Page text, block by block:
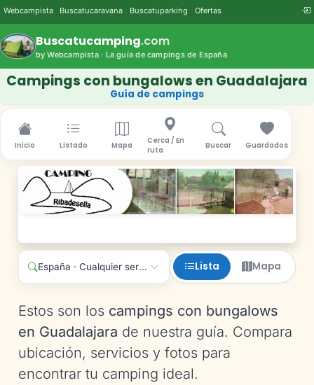
Webcampista Buscatucaravana Buscatuparking Ofertas
Buscatucamping.com
by Webcampista · La guía de campings de España
Campings con bungalows en Guadalajara
Guía de campings
Inicio Listado Mapa
Cerca / En
ruta
Buscar Guardados
España · Cualquier servicio Lista Mapa
Estos son los campings con bungalows
en Guadalajara de nuestra guía. Compara
ubicación, servicios y fotos para
encontrar tu camping ideal.